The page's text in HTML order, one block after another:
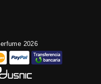
2026